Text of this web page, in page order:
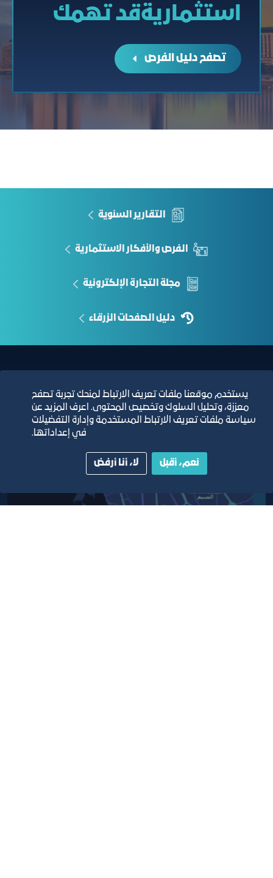
استثماريةقد تهمك
تصفح دليل الفرص
التقارير السنوية
الفرص والأفكار الاستثمارية
مجلة التجارة الإلكترونية
دليل الصفحات الزرقاء
يستخدم موقعنا ملفات تعريف الارتباط لمنحك تجربة تصفح
معززة، وتحليل السلوك وتخصيص المحتوى. اعرف المزيد عن
سياسة ملفات تعريف الارتباط المستخدمة وإدارة التفضيلات
في إعداداتها.
نعم، أقبل لا، أنا أرفض